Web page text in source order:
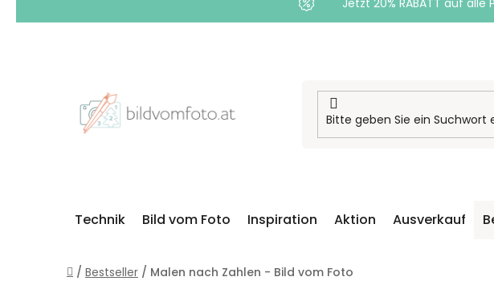
Jetzt 20% RABATT auf
Technik Bild vom Foto Inspiration Aktion Ausverkauf
Startseite
/ Bestseller / Malen nach Zahlen - Bild vom Foto